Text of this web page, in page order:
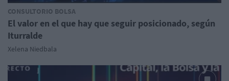
CONSULTORIO BOLSA
El valor en el que hay que seguir posicionado, según
Iturralde
Xelena Niedbala